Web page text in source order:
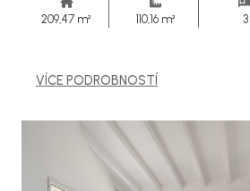
209,47 m² 110,16 m² 3
VÍCE PODROBNOSTÍ